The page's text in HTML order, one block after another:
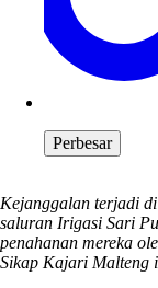
Perbesar
Kejanggalan terjadi
saluran Irigasi Sari
penahanan mereka
Sikap Kajari Malteng